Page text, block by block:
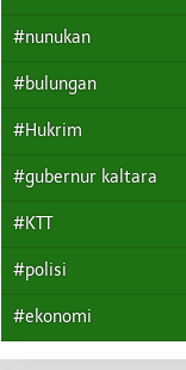
#nunukan
#bulungan
#Hukrim
#gubernur kaltara
#KTT
#polisi
#ekonomi